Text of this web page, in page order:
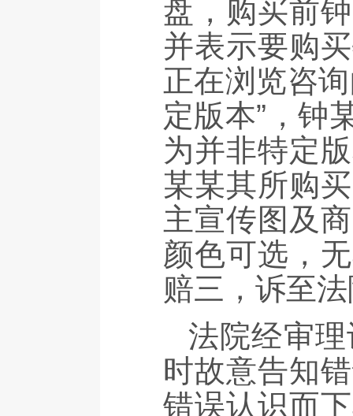
盘，购买前
并表示要购
正在浏览咨
定版本”，钟
为并非特定
某某其所购
主宣传图及
颜色可选，
赔三，诉至
法院经审
时故意告知
错误认识而